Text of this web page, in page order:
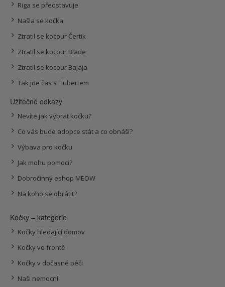
Riga se představuje
Našla se kočka
Ztratil se kocour Čertík
Ztratil se kocour Blade
Ztratil se kocour Bajaja
Tak jde čas s Hubertem
Užitečné odkazy
Nevíte jak vybrat kočku?
Co vás bude adopce stát a co obnáší?
Výbava pro kočku
Jak mohu pomoci?
Dobročinný eshop MEOW
Na koho se obrátit?
Kočky – kategorie
Kočky hledající domov
Kočky ve frontě
Kočky v dočasné péči
Naši nemocní